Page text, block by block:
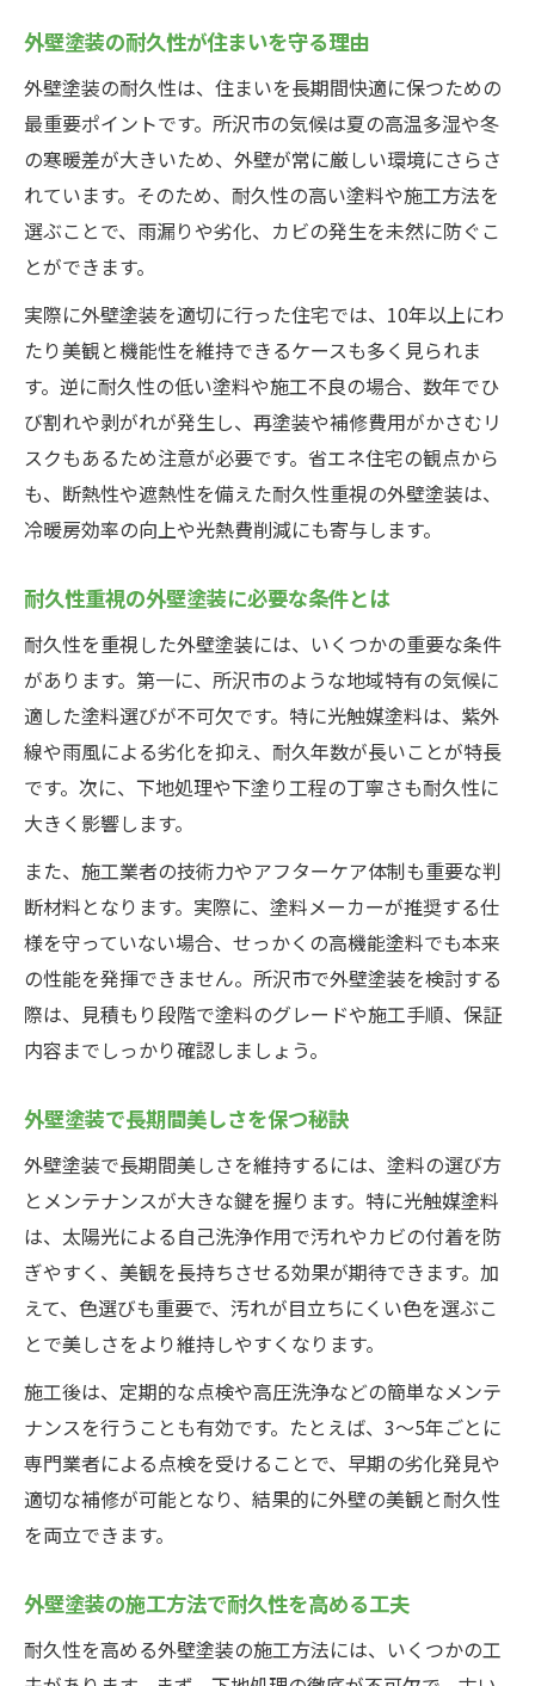
外壁塗装の耐久性が住まいを守る理由
外壁塗装の耐久性は、住まいを長期間快適に保つための
最重要ポイントです。所沢市の気候は夏の高温多湿や冬
の寒暖差が大きいため、外壁が常に厳しい環境にさらさ
れています。そのため、耐久性の高い塗料や施工方法を
選ぶことで、雨漏りや劣化、カビの発生を未然に防ぐこ
とができます。
実際に外壁塗装を適切に行った住宅では、10年以上にわ
たり美観と機能性を維持できるケースも多く見られま
す。逆に耐久性の低い塗料や施工不良の場合、数年でひ
び割れや剥がれが発生し、再塗装や補修費用がかさむリ
スクもあるため注意が必要です。省エネ住宅の観点から
も、断熱性や遮熱性を備えた耐久性重視の外壁塗装は、
冷暖房効率の向上や光熱費削減にも寄与します。
耐久性重視の外壁塗装に必要な条件とは
耐久性を重視した外壁塗装には、いくつかの重要な条件
があります。第一に、所沢市のような地域特有の気候に
適した塗料選びが不可欠です。特に光触媒塗料は、紫外
線や雨風による劣化を抑え、耐久年数が長いことが特長
です。次に、下地処理や下塗り工程の丁寧さも耐久性に
大きく影響します。
また、施工業者の技術力やアフターケア体制も重要な判
断材料となります。実際に、塗料メーカーが推奨する仕
様を守っていない場合、せっかくの高機能塗料でも本来
の性能を発揮できません。所沢市で外壁塗装を検討する
際は、見積もり段階で塗料のグレードや施工手順、保証
内容までしっかり確認しましょう。
外壁塗装で長期間美しさを保つ秘訣
外壁塗装で長期間美しさを維持するには、塗料の選び方
とメンテナンスが大きな鍵を握ります。特に光触媒塗料
は、太陽光による自己洗浄作用で汚れやカビの付着を防
ぎやすく、美観を長持ちさせる効果が期待できます。加
えて、色選びも重要で、汚れが目立ちにくい色を選ぶこ
とで美しさをより維持しやすくなります。
施工後は、定期的な点検や高圧洗浄などの簡単なメンテ
ナンスを行うことも有効です。たとえば、3〜5年ごとに
専門業者による点検を受けることで、早期の劣化発見や
適切な補修が可能となり、結果的に外壁の美観と耐久性
を両立できます。
外壁塗装の施工方法で耐久性を高める工夫
耐久性を高める外壁塗装の施工方法には、いくつかの工